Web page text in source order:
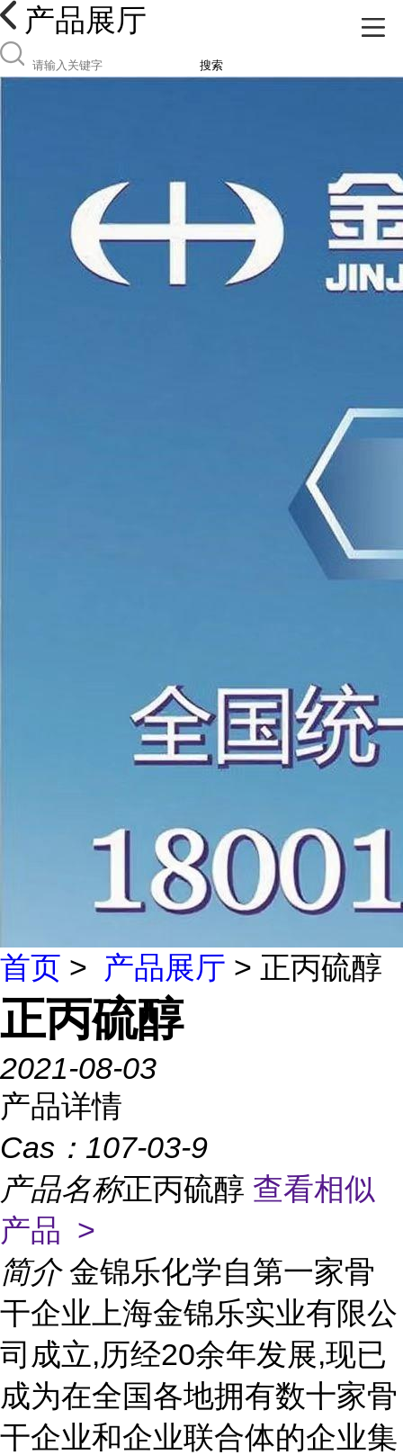
产品展厅
搜索
首页 > 产品展厅 > 正丙硫醇
正丙硫醇
2021-08-03
产品详情
Cas： 107-03-9
产品名称正丙硫醇 查看相似
产品 >
简介 金锦乐化学自第一家骨
干企业上海金锦乐实业有限公
司成立,历经20余年发展,现已
成为在全国各地拥有数十家骨
干企业和企业联合体的企业集